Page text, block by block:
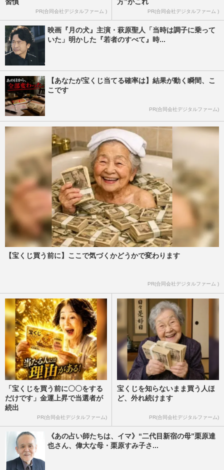
PR(合同会社デジタルファーム ) PR(合同会社デジタルファーム )
映画『月の犬』主演・萩原聖人「当時は調子に乗って
いた」明かした『若者のすべて』時...
【あなたが宝くじ当てる確率は】結果が動く瞬間、こ
こです
PR(合同会社デジタルファーム)
【宝くじ買う前に】ここで気づくかどうかで変わります
PR(合同会社デジタルファーム )
「宝くじを買う前に〇〇をする
だけです」金運上昇で当選者が
続出
PR(合同会社デジタルファーム)
宝くじを知らないまま買う人ほ
ど、外れ続けます
PR(合同会社デジタルファーム)
《あの占い師たちは、イマ》“二代目新宿の母”栗原達
也さん、偉大な母・栗原すみ子さ...